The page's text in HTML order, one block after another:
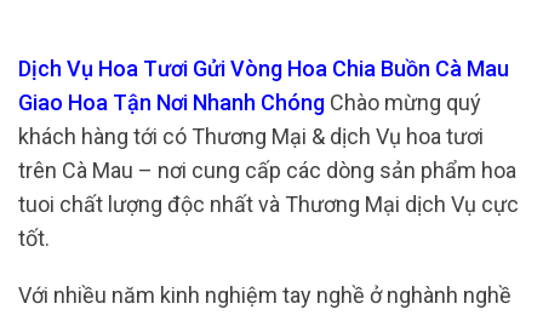
Dịch Vụ Hoa Tươi Gửi Vòng Hoa Chia Buồn Cà Mau
Giao Hoa Tận Nơi Nhanh Chóng Chào mừng quý
khách hàng tới có Thương Mại & dịch Vụ hoa tươi
trên Cà Mau – nơi cung cấp các dòng sản phẩm hoa
tuoi chất lượng độc nhất và Thương Mại dịch Vụ cực
tốt.
Với nhiều năm kinh nghiệm tay nghề ở nghành nghề